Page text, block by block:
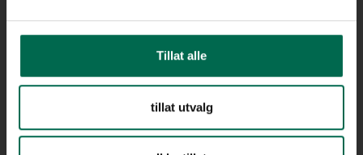
Tillat alle
tillat utvalg
Rustic Oak 3330